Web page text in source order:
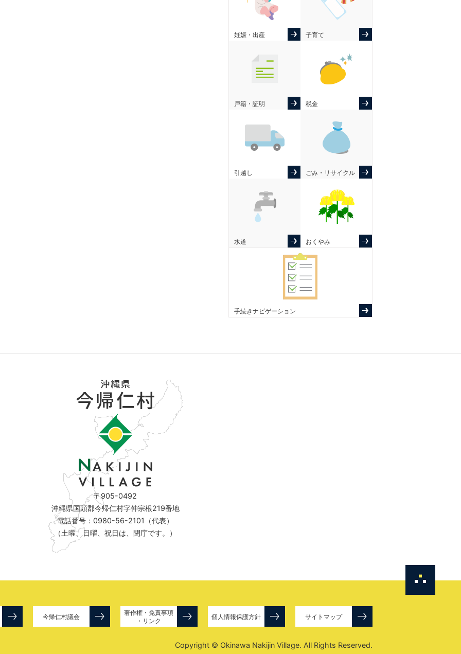
妊娠・出産 子育て
戸籍・証明 税金
引越し ごみ・リサイクル
水道 おくやみ
手続きナビゲーション
〒905-0492
沖縄県国頭郡今帰仁村字仲宗根219番地
電話番号：0980-56-2101（代表）
（土曜、日曜、祝日は、閉庁です。）
今帰仁村議会
著作権・免責事項
・リンク
個人情報保護方針 サイトマップ
Copyright © Okinawa Nakijin Village. All Rights Reserved.